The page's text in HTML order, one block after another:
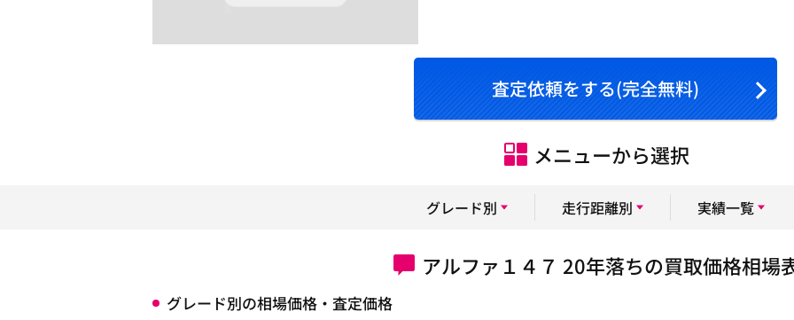
査定依頼をする(完全無料)
メニューから選択
グレード別 走行距離別 実績一覧
アルファ１４７ 20年落ちの買取価格相場
グレード別の相場価格・査定価格